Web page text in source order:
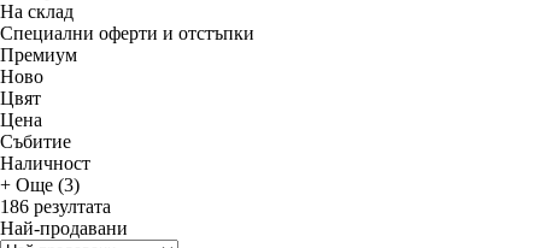
На склад
Специални оферти и отстъпки
Премиум
Новo
Цвят
Цена
Събитие
Наличност
+ Още (3)
186 резултата
Най-продавани